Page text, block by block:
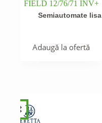
FIELD 12/76/71 INV+
Semiautomate lisa
Adaugă la ofertă